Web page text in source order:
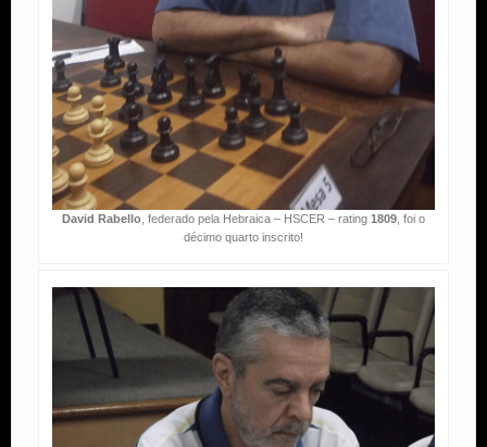
David Rabello, federado pela Hebraica – HSCER – rating 1809, foi o
décimo quarto inscrito!